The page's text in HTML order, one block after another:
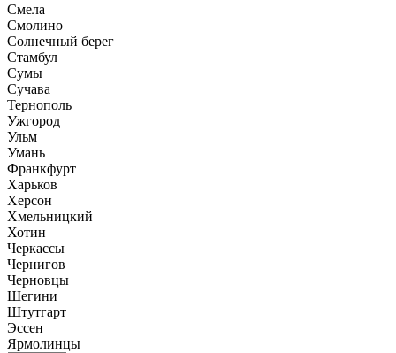
Смела
Смолино
Солнечный берег
Стамбул
Сумы
Сучава
Тернополь
Ужгород
Ульм
Умань
Франкфурт
Харьков
Херсон
Хмельницкий
Хотин
Черкассы
Чернигов
Черновцы
Шегини
Штутгарт
Эссен
Ярмолинцы